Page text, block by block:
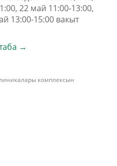
22 май 11:00-13:00,
13:00-15:00 вакыт
→